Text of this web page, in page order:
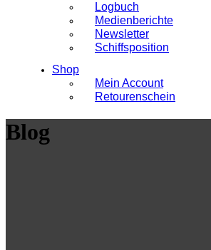
Logbuch
Medienberichte
Newsletter
Schiffsposition
Shop
Mein Account
Retourenschein
Blog